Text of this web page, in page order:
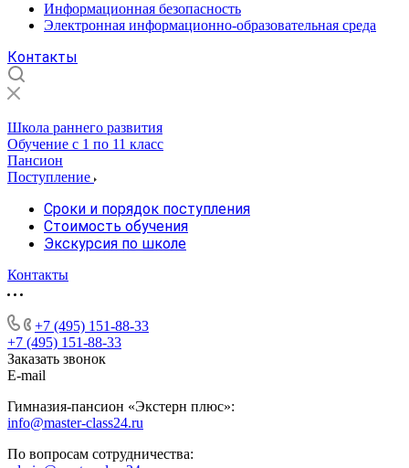
Информационная безопасность
Электронная информационно-образовательная среда
Контакты
Школа раннего развития
Обучение с 1 по 11 класс
Пансион
Поступление
Сроки и порядок поступления
Стоимость обучения
Экскурсия по школе
Контакты
+7 (495) 151-88-33
+7 (495) 151-88-33
Заказать звонок
E-mail
Гимназия-пансион «Экстерн плюс»:
info@master-class24.ru
По вопросам сотрудничества: